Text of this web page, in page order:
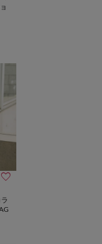
ンサー企画